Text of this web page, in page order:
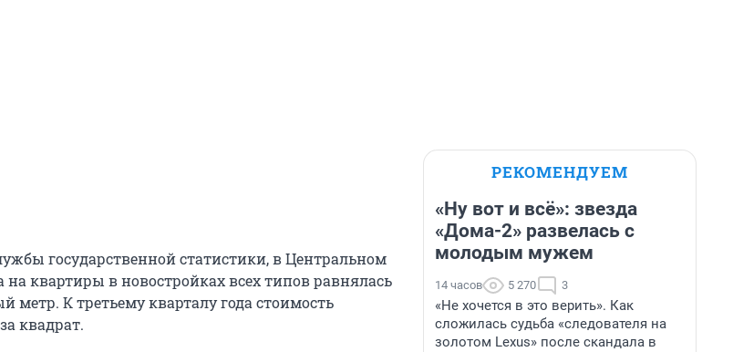
государственной статистики, в Центральном
на квартиры в новостройках всех типов равнялась
метр. К третьему кварталу года стоимость
квадрат.
РЕКОМЕНДУЕМ
«Ну вот и всё»: звезда
«Дома-2» развелась с
молодым мужем
14 часов 5 270 3
«Не хочется в это верить». Как
сложилась судьба «следователя на
золотом Lexus» после скандала в